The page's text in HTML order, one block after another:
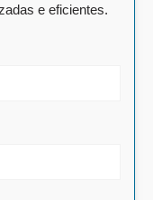
e eficientes.